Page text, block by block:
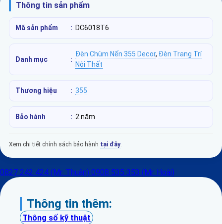
Thông tin sản phẩm
Mã sản phẩm : DC6018T6
Danh mục :
Đèn Chùm Nến 355 Decor, Đèn Trang Trí
Nội Thất
Thương hiệu : 355
Bảo hành : 2 năm
Xem chi tiết chính sách bảo hành tại đây.
0827 242 424 (Mr. Thuận) 0908 535 353 (Mr. Hoài)
Thông tin thêm:
Thông số kỹ thuật